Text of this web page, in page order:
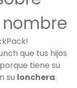
que tus hijos
tiene su
su lonchera.